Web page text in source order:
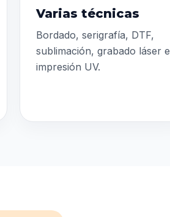
Varias técnicas
Bordado, serigrafía, DTF,
sublimación, grabado láser e
impresión UV.